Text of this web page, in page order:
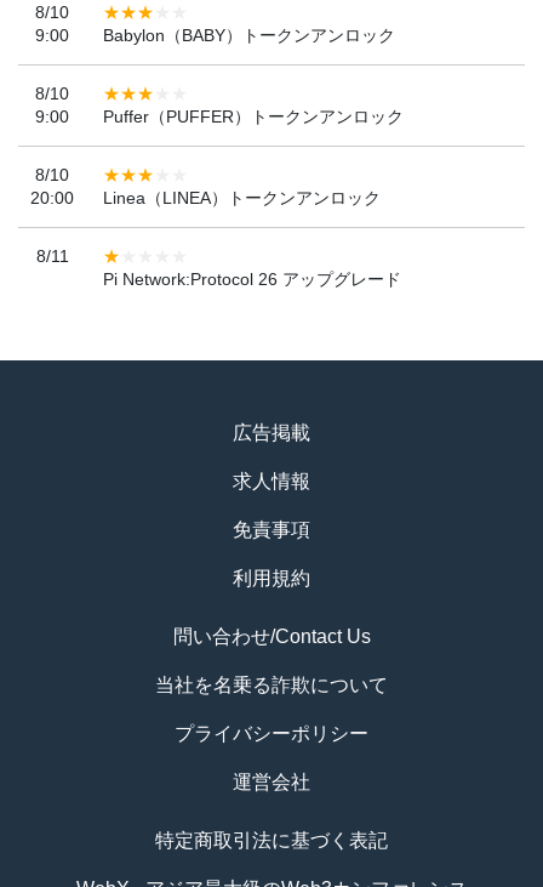
8/10
9:00
Babylon（BABY）トークンアンロック
8/10
9:00
Puffer（PUFFER）トークンアンロック
8/10
20:00
Linea（LINEA）トークンアンロック
8/11
Pi Network:Protocol 26 アップグレード
広告掲載
求人情報
免責事項
利用規約
問い合わせ/Contact Us
当社を名乗る詐欺について
プライバシーポリシー
運営会社
特定商取引法に基づく表記